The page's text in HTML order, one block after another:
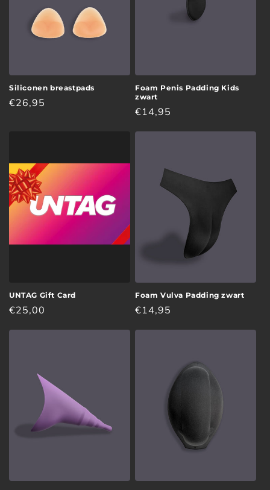
Siliconen breastpads
Normale
€26,95
Foam Penis Padding Kids
zwart
Normale
€14,95
UNTAG Gift Card
Normale
€25,00
Foam Vulva Padding zwart
Normale
€14,95